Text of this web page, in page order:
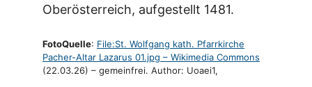
Oberösterreich, aufgestellt 1481.
FotoQuelle: File:St. Wolfgang kath. Pfarrkirche
Pacher-Altar Lazarus 01.jpg – Wikimedia Commons
(22.03.26) – gemeinfrei. Author: Uoaei1,